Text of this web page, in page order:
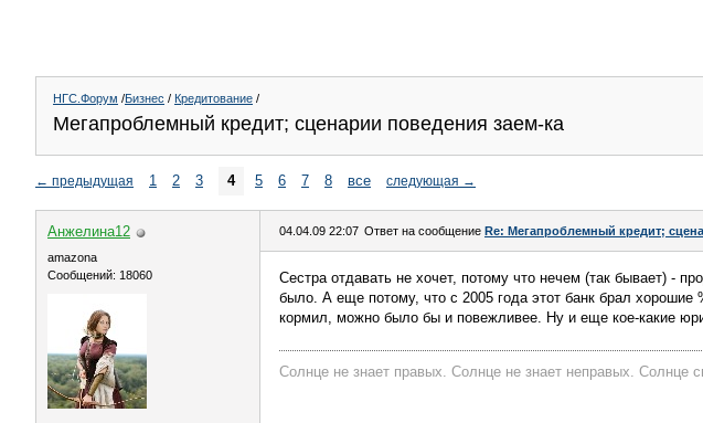
НГС.Форум /Бизнес / Кредитование /
Мегапроблемный кредит; сценарии поведения заем-ка
← предыдущая 1 2 3 4 5 6 7 8 все следующая →
Анжелина12
amazona
Сообщений: 18060
04.04.09 22:07 Ответ на сообщение Re: Мегапроблемный кредит;
Сестра отдавать не хочет, потому что нечем (так бывает) -
было. А еще потому, что с 2005 года этот банк брал хорошие
кормил, можно было бы и повежливее. Ну и еще кое-какие
Солнце не знает правых. Солнце не знает неправых. Солнце